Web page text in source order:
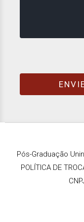
Pós-Graduação
POLÍTICA DE